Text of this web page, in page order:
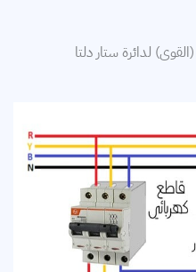
لدائرة ستار دلتا